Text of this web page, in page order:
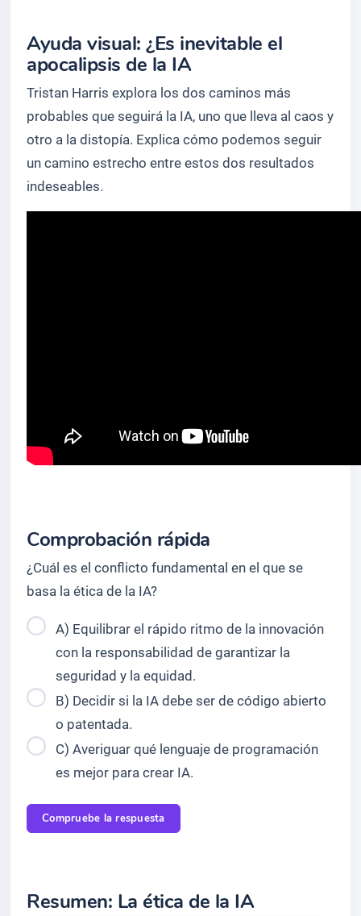
Ayuda visual: ¿Es inevitable el
apocalipsis de la IA
Tristan Harris explora los dos caminos más
probables que seguirá la IA, uno que lleva al caos y
otro a la distopía. Explica cómo podemos seguir
un camino estrecho entre estos dos resultados
indeseables.
Comprobación rápida
¿Cuál es el conflicto fundamental en el que se
basa la ética de la IA?
A) Equilibrar el rápido ritmo de la innovación
con la responsabilidad de garantizar la
seguridad y la equidad.
B) Decidir si la IA debe ser de código abierto
o patentada.
C) Averiguar qué lenguaje de programación
es mejor para crear IA.
Compruebe la respuesta
Resumen: La ética de la IA